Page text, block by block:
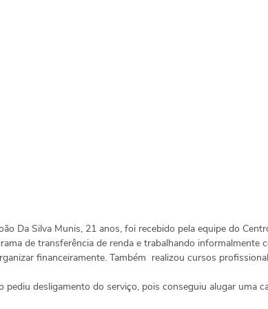
Da Silva Munis, 21 anos, foi recebido pela equipe do
de transferência de renda e trabalhando informalmente
financeiramente. Também  realizou cursos
pediu desligamento do serviço, pois conseguiu alugar uma